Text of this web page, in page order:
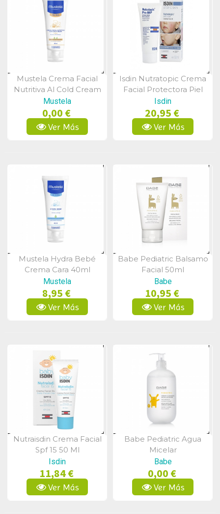
Vista Rápida
Mustela Crema Facial
Nutritiva Al Cold Cream
40 Ml
Mustela
0,00 €
Ver Más
Vista Rápida
Isdin Nutratopic Crema
Facial Protectora Piel
Atopica 50 Ml
Isdin
20,95 €
Ver Más
Vista Rápida
Mustela Hydra Bebé
Crema Cara 40ml
Mustela
8,95 €
Ver Más
Vista Rápida
Babe Pediatric Balsamo
Facial 50ml
Babe
10,95 €
Ver Más
Vista Rápida
Nutraisdin Crema Facial
Spf 15 50 Ml
Isdin
11,84 €
Ver Más
Vista Rápida
Babe Pediatric Agua
Micelar
Dermolimpiadora 500ml
Babe
0,00 €
Ver Más